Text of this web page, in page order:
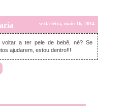
sexta-feira, maio 16, 2014
voltar a ter pele de bebê, né? Se
ajudarem, estou dentro!!!